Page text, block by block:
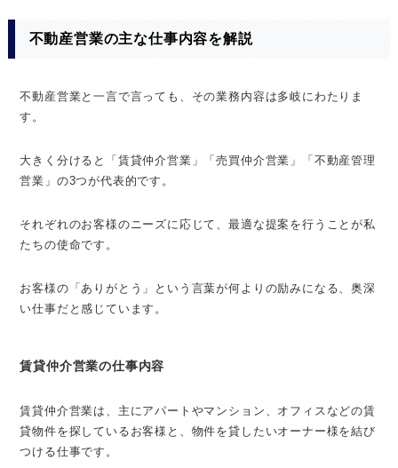
不動産営業の主な仕事内容を解説
不動産営業と一言で言っても、その業務内容は多岐にわたりま
す。
大きく分けると「賃貸仲介営業」「売買仲介営業」「不動産管理
営業」の3つが代表的です。
それぞれのお客様のニーズに応じて、最適な提案を行うことが私
たちの使命です。
お客様の「ありがとう」という言葉が何よりの励みになる、奥深
い仕事だと感じています。
賃貸仲介営業の仕事内容
賃貸仲介営業は、主にアパートやマンション、オフィスなどの賃
貸物件を探しているお客様と、物件を貸したいオーナー様を結び
つける仕事です。